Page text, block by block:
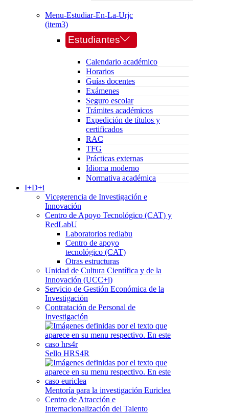
Menu-Estudiar-En-La-Urjc
(item3)
Estudiantes
Calendario académico
Horarios
Guías docentes
Exámenes
Seguro escolar
Trámites académicos
Expedición de títulos y
certificados
RAC
TFG
Prácticas externas
Idioma moderno
Normativa académica
I+D+i
Vicegerencia de Investigación e
Innovación
Centro de Apoyo Tecnológico (CAT) y
RedLabU
Laboratorios redlabu
Centro de apoyo
tecnológico (CAT)
Otras estructuras
Unidad de Cultura Científica y de la
Innovación (UCC+i)
Servicio de Gestión Económica de la
Investigación
Contratación de Personal de
Investigación
Sello HRS4R
Mentoría para la investigación Euriclea
Centro de Atracción e
Internacionalización del Talento